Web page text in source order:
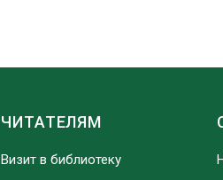
ЧИТАТЕЛЯМ
Визит в библиотеку